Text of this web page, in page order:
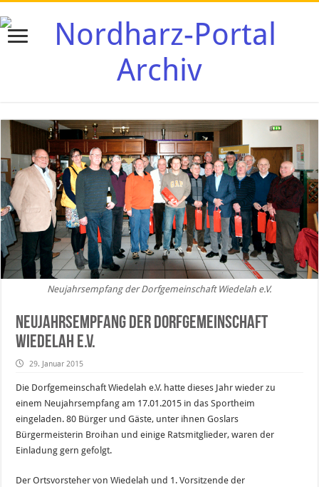
Neujahrsempfang der Dorfgemeinschaft Wiedelah e.V.
Neujahrsempfang der Dorfgemeinschaft
Wiedelah e.V.
29. Januar 2015
Die Dorfgemeinschaft Wiedelah e.V. hatte dieses Jahr wieder zu
einem Neujahrsempfang am 17.01.2015 in das Sportheim
eingeladen. 80 Bürger und Gäste, unter ihnen Goslars
Bürgermeisterin Broihan und einige Ratsmitglieder, waren der
Einladung gern gefolgt.
Der Ortsvorsteher von Wiedelah und 1. Vorsitzende der